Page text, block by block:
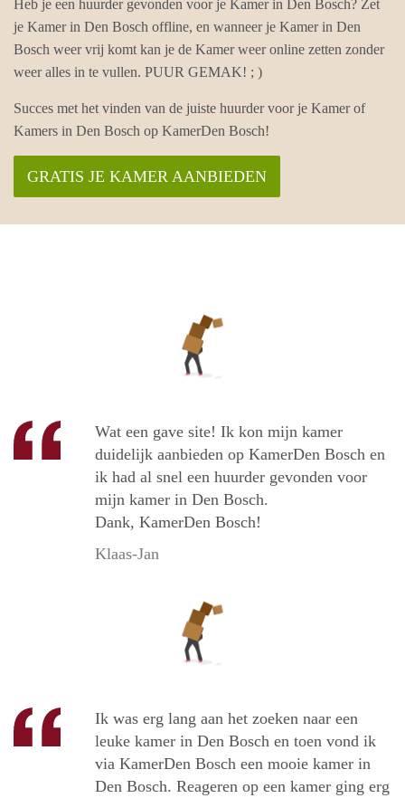
Heb je een huurder gevonden voor je Kamer in Den Bosch? Zet
je Kamer in Den Bosch offline, en wanneer je Kamer in Den
Bosch weer vrij komt kan je de Kamer weer online zetten zonder
weer alles in te vullen. PUUR GEMAK! ; )
Succes met het vinden van de juiste huurder voor je Kamer of
Kamers in Den Bosch op KamerDen Bosch!
GRATIS JE KAMER AANBIEDEN
Wat een gave site! Ik kon mijn kamer
duidelijk aanbieden op KamerDen Bosch en
ik had al snel een huurder gevonden voor
mijn kamer in Den Bosch.
Dank, KamerDen Bosch!
Klaas-Jan
Ik was erg lang aan het zoeken naar een
leuke kamer in Den Bosch en toen vond ik
via KamerDen Bosch een mooie kamer in
Den Bosch. Reageren op een kamer ging erg